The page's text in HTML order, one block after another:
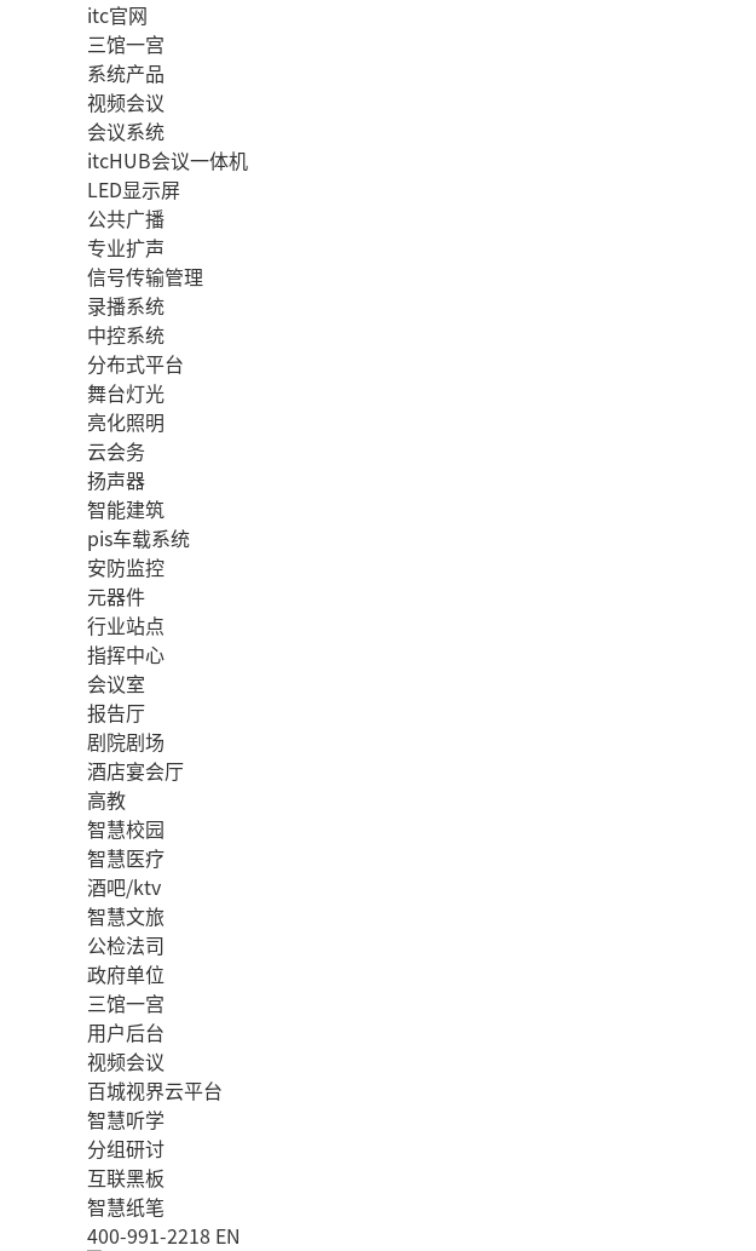
itc官网
三馆一宫
系统产品
视频会议
会议系统
itcHUB会议一体机
LED显示屏
公共广播
专业扩声
信号传输管理
录播系统
中控系统
分布式平台
舞台灯光
亮化照明
云会务
扬声器
智能建筑
pis车载系统
安防监控
元器件
行业站点
指挥中心
会议室
报告厅
剧院剧场
酒店宴会厅
高教
智慧校园
智慧医疗
酒吧/ktv
智慧文旅
公检法司
政府单位
三馆一宫
用户后台
视频会议
百城视界云平台
智慧听学
分组研讨
互联黑板
智慧纸笔
400-991-2218 EN